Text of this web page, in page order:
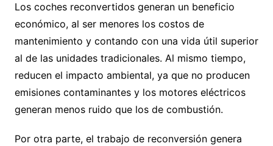
Los coches reconvertidos generan un beneficio
económico, al ser menores los costos de
mantenimiento y contando con una vida útil superior
al de las unidades tradicionales. Al mismo tiempo,
reducen el impacto ambiental, ya que no producen
emisiones contaminantes y los motores eléctricos
generan menos ruido que los de combustión.
Por otra parte, el trabajo de reconversión genera